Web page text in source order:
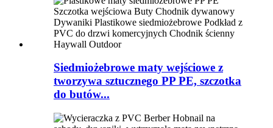
Siedmiożebrowe maty wejściowe z
tworzywa sztucznego PP PE, szczotka
do butów...